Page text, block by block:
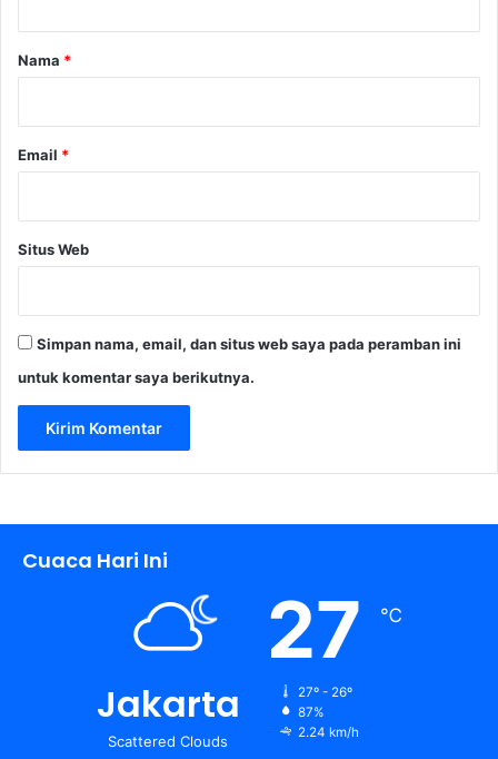
a
g
a
a
n
r
Nama *
Email *
Situs Web
Simpan nama, email, dan situs web saya pada peramban ini
untuk komentar saya berikutnya.
Cuaca Hari Ini
Jakarta
Scattered Clouds
27 ℃
27º - 26º
87%
2.24 km/h